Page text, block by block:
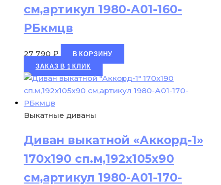
см,артикул 1980-А01-160-
РБкмцв
27 790 ₽
В КОРЗИНУ
ЗАКАЗ В 1 КЛИК
Выкатные диваны
Диван выкатной «Аккорд-1»
170х190 сп.м,192х105х90
см,артикул 1980-А01-170-